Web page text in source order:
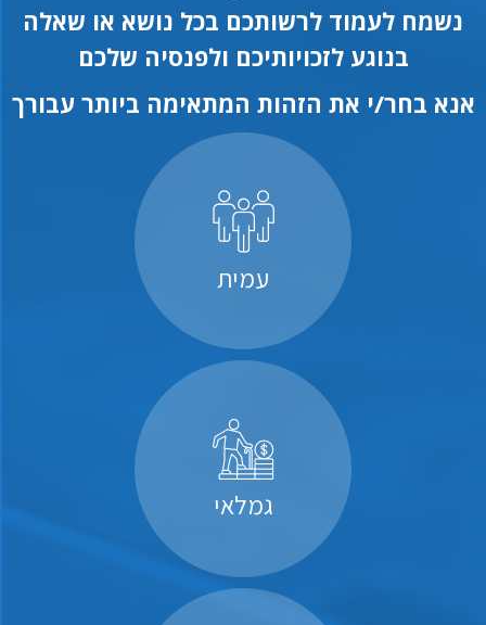
נשמח לעמוד לרשותכם בכל נושא או שאלה
בנוגע לזכויותיכם ולפנסיה שלכם
אנא בחר/י את הזהות המתאימה ביותר עבורך
עמית
גמלאי